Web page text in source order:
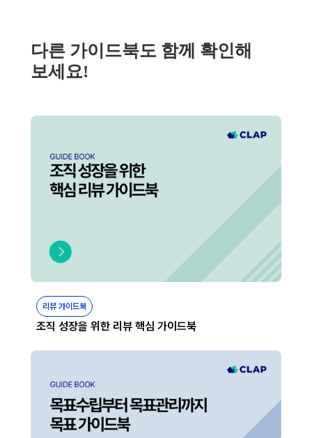
다른 가이드북도 함께 확인해
보세요!
리뷰 가이드북
조직 성장을 위한 리뷰 핵심 가이드북